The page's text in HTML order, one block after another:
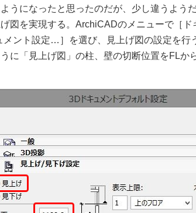
うになったと思ったのだが、少し違うよう
図を実現する。ArchiCADのメニューで［
ント設定…］を選び、見上げ図の設定を行
に「見上げ図」の柱、壁の切断位置をFLか